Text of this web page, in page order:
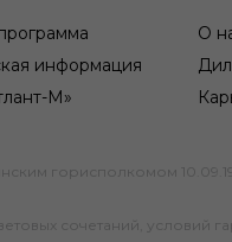
информация
М»
О
горисполкомом
сочетаний, условий